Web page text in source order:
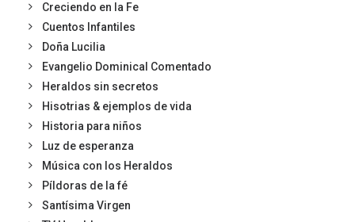
Creciendo en la Fe
Cuentos Infantiles
Doña Lucilia
Evangelio Dominical Comentado
Heraldos sin secretos
Hisotrias & ejemplos de vida
Historia para niños
Luz de esperanza
Música con los Heraldos
Píldoras de la fé
Santísima Virgen